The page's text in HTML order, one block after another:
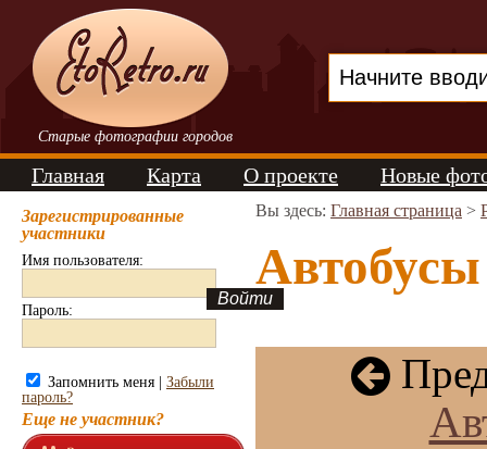
Старые фотографии городов
Главная Карта О проекте Новые
Зарегистрированные
участники
Имя пользователя:
Пароль:
Запомнить меня | Забыли
пароль?
Еще не участник?
Вы здесь: Главная страница >